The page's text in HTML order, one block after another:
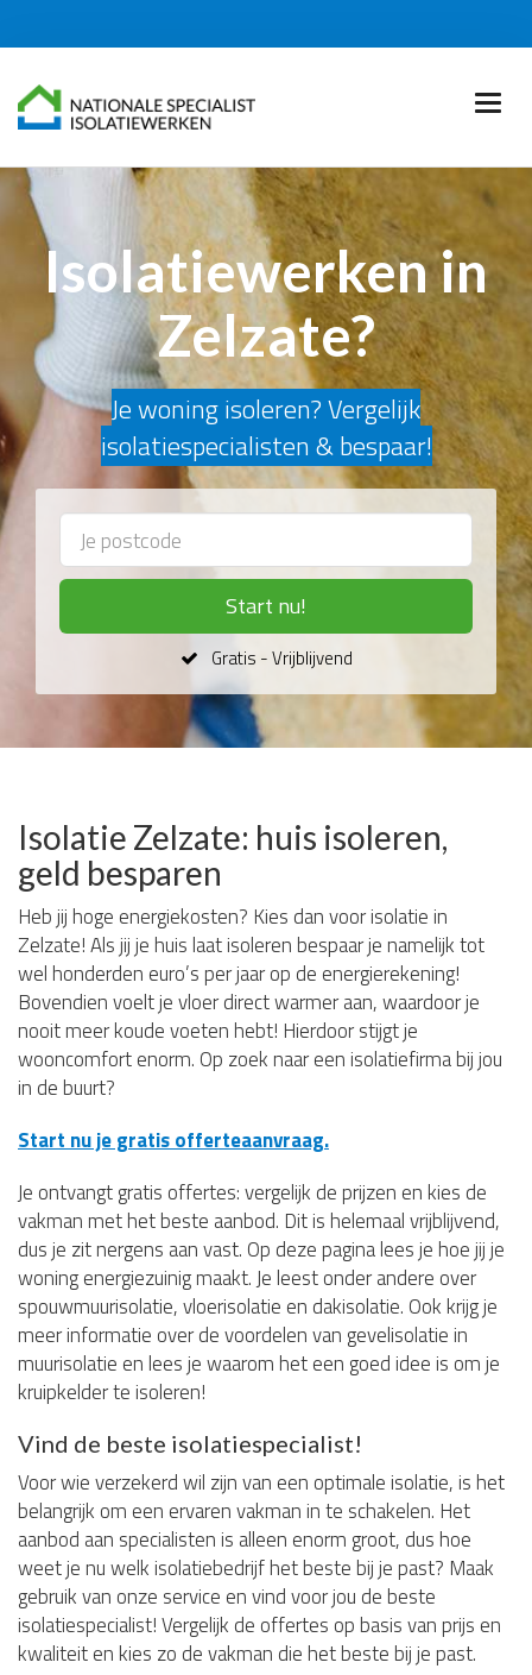
Isolatiewerken in
Zelzate?
Je woning isoleren? Vergelijk
isolatiespecialisten & bespaar!
Start nu!
Gratis - Vrijblijvend
Isolatie Zelzate: huis isoleren,
geld besparen
Heb jij hoge energiekosten? Kies dan voor isolatie in
Zelzate! Als jij je huis laat isoleren bespaar je namelijk tot
wel honderden euro’s per jaar op de energierekening!
Bovendien voelt je vloer direct warmer aan, waardoor je
nooit meer koude voeten hebt! Hierdoor stijgt je
wooncomfort enorm. Op zoek naar een isolatiefirma bij jou
in de buurt?
Start nu je gratis offerteaanvraag.
Je ontvangt gratis offertes: vergelijk de prijzen en kies de
vakman met het beste aanbod. Dit is helemaal vrijblijvend,
dus je zit nergens aan vast. Op deze pagina lees je hoe jij je
woning energiezuinig maakt. Je leest onder andere over
spouwmuurisolatie, vloerisolatie en dakisolatie. Ook krijg je
meer informatie over de voordelen van gevelisolatie in
muurisolatie en lees je waarom het een goed idee is om je
kruipkelder te isoleren!
Vind de beste isolatiespecialist!
Voor wie verzekerd wil zijn van een optimale isolatie, is het
belangrijk om een ervaren vakman in te schakelen. Het
aanbod aan specialisten is alleen enorm groot, dus hoe
weet je nu welk isolatiebedrijf het beste bij je past? Maak
gebruik van onze service en vind voor jou de beste
isolatiespecialist! Vergelijk de offertes op basis van prijs en
kwaliteit en kies zo de vakman die het beste bij je past.